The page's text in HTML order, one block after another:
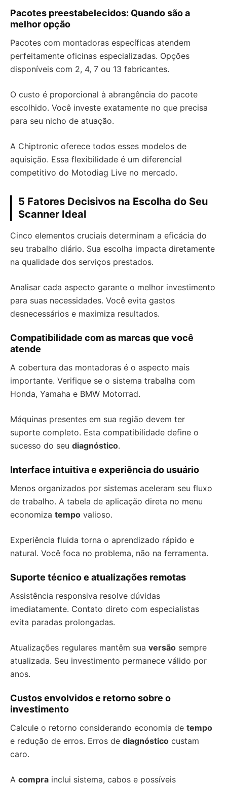
Pacotes preestabelecidos: Quando são a
melhor opção
Pacotes com montadoras específicas atendem
perfeitamente oficinas especializadas. Opções
disponíveis com 2, 4, 7 ou 13 fabricantes.
O custo é proporcional à abrangência do pacote
escolhido. Você investe exatamente no que precisa
para seu nicho de atuação.
A Chiptronic oferece todos esses modelos de
aquisição. Essa flexibilidade é um diferencial
competitivo do Motodiag Live no mercado.
5 Fatores Decisivos na Escolha do Seu
Scanner Ideal
Cinco elementos cruciais determinam a eficácia do
seu trabalho diário. Sua escolha impacta diretamente
na qualidade dos serviços prestados.
Analisar cada aspecto garante o melhor investimento
para suas necessidades. Você evita gastos
desnecessários e maximiza resultados.
Compatibilidade com as marcas que você
atende
A cobertura das montadoras é o aspecto mais
importante. Verifique se o sistema trabalha com
Honda, Yamaha e BMW Motorrad.
Máquinas presentes em sua região devem ter
suporte completo. Esta compatibilidade define o
sucesso do seu diagnóstico.
Interface intuitiva e experiência do usuário
Menos organizados por sistemas aceleram seu fluxo
de trabalho. A tabela de aplicação direta no menu
economiza tempo valioso.
Experiência fluida torna o aprendizado rápido e
natural. Você foca no problema, não na ferramenta.
Suporte técnico e atualizações remotas
Assistência responsiva resolve dúvidas
imediatamente. Contato direto com especialistas
evita paradas prolongadas.
Atualizações regulares mantêm sua versão sempre
atualizada. Seu investimento permanece válido por
anos.
Custos envolvidos e retorno sobre o
investimento
Calcule o retorno considerando economia de tempo
e redução de erros. Erros de diagnóstico custam
caro.
A compra inclui sistema, cabos e possíveis